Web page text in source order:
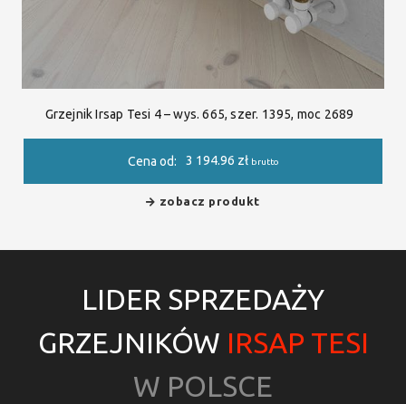
Grzejnik Irsap Tesi 4 – wys. 665, szer. 1395, moc 2689
Cena od: 3 194.96 zł brutto
zobacz produkt
LIDER SPRZEDAŻY
GRZEJNIKÓW IRSAP TESI
W POLSCE